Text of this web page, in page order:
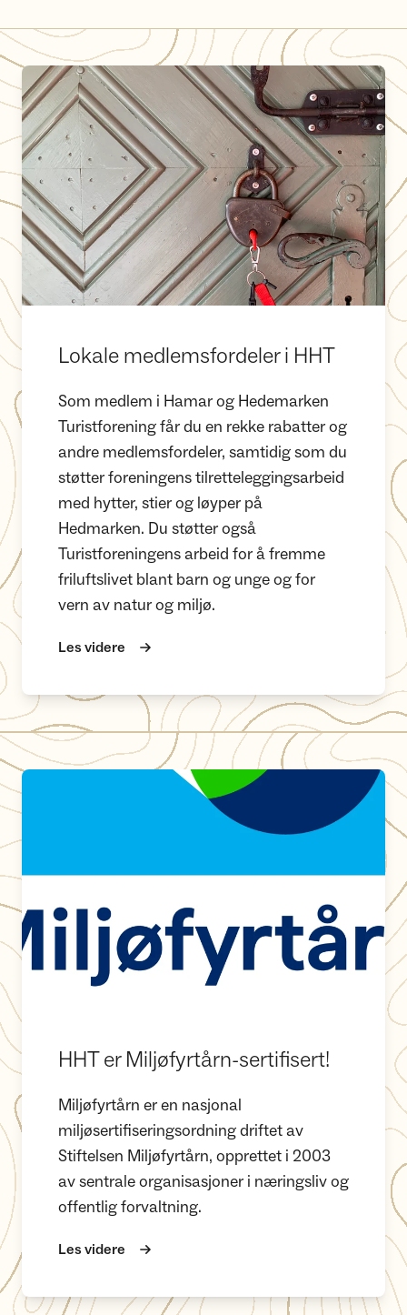
Lokale medlemsfordeler i HHT
Lokale medlemsfordeler i HHT
Som medlem i Hamar og Hedemarken
Turistforening får du en rekke rabatter og
andre medlemsfordeler, samtidig som du
støtter foreningens tilretteleggingsarbeid
med hytter, stier og løyper på
Hedmarken. Du støtter også
Turistforeningens arbeid for å fremme
friluftslivet blant barn og unge og for
vern av natur og miljø.
Les videre
HHT er Miljøfyrtårn-sertifisert!
HHT er Miljøfyrtårn-sertifisert!
Miljøfyrtårn er en nasjonal
miljøsertifiseringsordning driftet av
Stiftelsen Miljøfyrtårn, opprettet i 2003
av sentrale organisasjoner i næringsliv og
offentlig forvaltning.
Les videre